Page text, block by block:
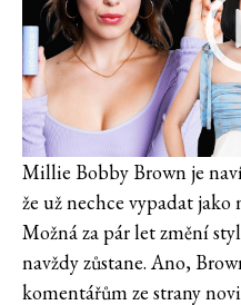
Millie Bobby Brown je
že už nechce vypadat jako
Možná za pár let změní
navždy zůstane. Ano,
komentářům ze strany